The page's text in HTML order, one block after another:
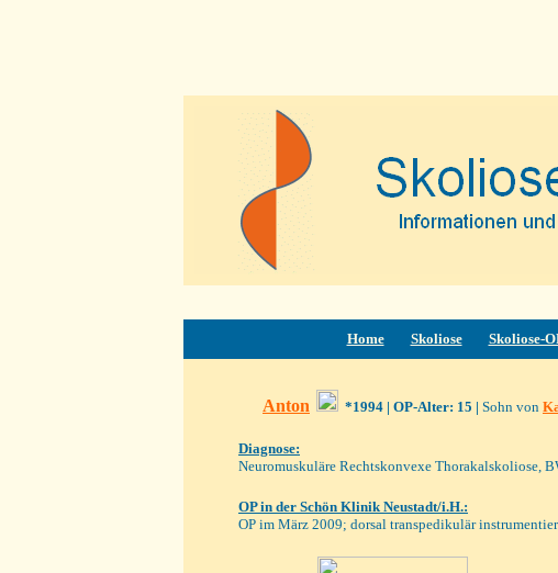
Home Skoliose Skoliose-
Anton *1994 | OP-Alter: 15 | Sohn von
Diagnose:
Neuromuskuläre Rechtskonvexe Thorakalskoliose,
OPin der Schön Klinik Neustadt/i.H.:
OP im März 2009; dorsal transpedikulär